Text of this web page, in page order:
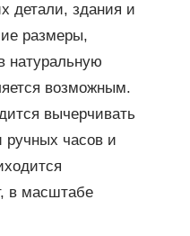
детали, здания и
размеры,
натуральную
возможным.
вычерчивать
часов и
в масштабе